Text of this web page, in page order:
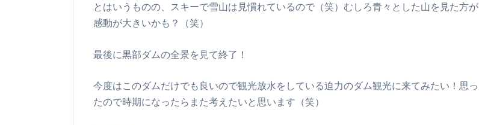
とはいうものの、スキーで雪山は見慣れているので（笑）むしろ青々とした山を見た方が
感動が大きいかも？（笑）
最後に黒部ダムの全景を見て終了！
今度はこのダムだけでも良いので観光放水をしている迫力のダム観光に来てみたい！思っ
たので時期になったらまた考えたいと思います（笑）